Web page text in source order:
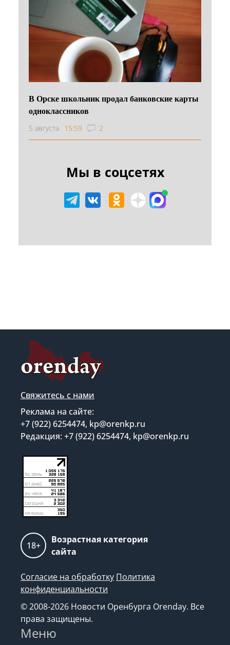
В Орске школьник продал банковские карты
одноклассников
5 августа 15:59 2
Мы в соцсетях
Свяжитесь с нами
Реклама на сайте:
+7 (922) 6254474, kp@orenkp.ru
Редакция: +7 (922) 6254474, kp@orenkp.ru
18+
Возрастная категория
сайта
Согласие на обработку Политика
конфиденциальности
© 2008-2026 Новости Оренбурга Orenday. Все
права защищены.
Меню